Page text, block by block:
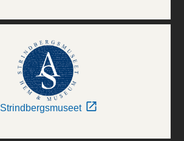
Strindbergsmuseet